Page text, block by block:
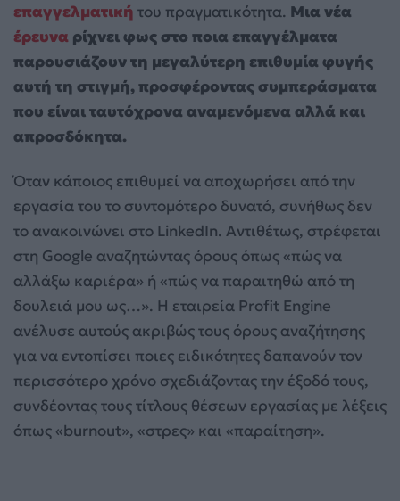
επαγγελματική του πραγματικότητα. Μια νέα
έρευνα ρίχνει φως στο ποια επαγγέλματα
παρουσιάζουν τη μεγαλύτερη επιθυμία φυγής
αυτή τη στιγμή, προσφέροντας συμπεράσματα
που είναι ταυτόχρονα αναμενόμενα αλλά και
απροσδόκητα.
Όταν κάποιος επιθυμεί να αποχωρήσει από την
εργασία του το συντομότερο δυνατό, συνήθως δεν
το ανακοινώνει στο LinkedIn. Αντιθέτως, στρέφεται
στη Google αναζητώντας όρους όπως «πώς να
αλλάξω καριέρα» ή «πώς να παραιτηθώ από τη
δουλειά μου ως…». Η εταιρεία Profit Engine
ανέλυσε αυτούς ακριβώς τους όρους αναζήτησης
για να εντοπίσει ποιες ειδικότητες δαπανούν τον
περισσότερο χρόνο σχεδιάζοντας την έξοδό τους,
συνδέοντας τους τίτλους θέσεων εργασίας με λέξεις
όπως «burnout», «στρες» και «παραίτηση».